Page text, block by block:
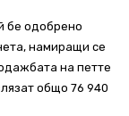
бе одобрено
намиращи се
на петте
общо 76 940